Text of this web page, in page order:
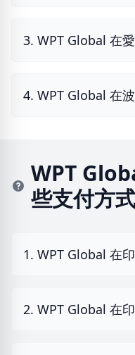
3. WPT Global 在
4. WPT Global 在
WPT
些支付方
1. WPT Global 在
2. WPT Global 在